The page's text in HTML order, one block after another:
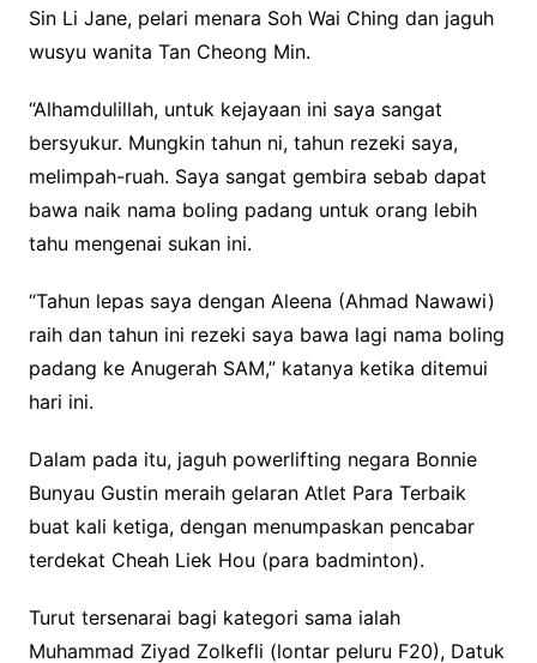
Sin Li Jane, pelari menara Soh Wai Ching dan jaguh
wusyu wanita Tan Cheong Min.
“Alhamdulillah, untuk kejayaan ini saya sangat
bersyukur. Mungkin tahun ni, tahun rezeki saya,
melimpah-ruah. Saya sangat gembira sebab dapat
bawa naik nama boling padang untuk orang lebih
tahu mengenai sukan ini.
“Tahun lepas saya dengan Aleena (Ahmad Nawawi)
raih dan tahun ini rezeki saya bawa lagi nama boling
padang ke Anugerah SAM,” katanya ketika ditemui
hari ini.
Dalam pada itu, jaguh powerlifting negara Bonnie
Bunyau Gustin meraih gelaran Atlet Para Terbaik
buat kali ketiga, dengan menumpaskan pencabar
terdekat Cheah Liek Hou (para badminton).
Turut tersenarai bagi kategori sama ialah
Muhammad Ziyad Zolkefli (lontar peluru F20), Datuk